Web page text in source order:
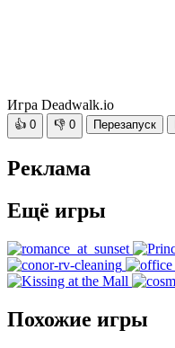
Игра Deadwalk.io
👍 0 👎 0 Перезапуск
Реклама
Ещё игры
Похожие игры